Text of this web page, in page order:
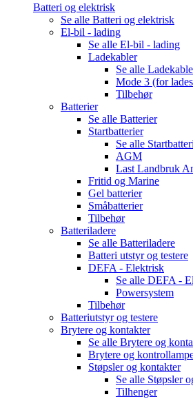
Batteri og elektrisk
Se alle Batteri og elektrisk
El-bil - lading
Se alle El-bil - lading
Ladekabler
Se alle
Mode 3 (for
Tilbehør
Batterier
Se alle Batterier
Startbatterier
Se alle
AGM
Last Landbruk
Fritid og Marine
Gel batterier
Småbatterier
Tilbehør
Batteriladere
Se alle Batteriladere
Batteri utstyr og testere
DEFA - Elektrisk
Se alle DEFA -
Powersystem
Tilbehør
Batteriutstyr og testere
Brytere og kontakter
Se alle Brytere og
Brytere og
Støpsler og kontakter
Se alle Støpsler
Tilhenger